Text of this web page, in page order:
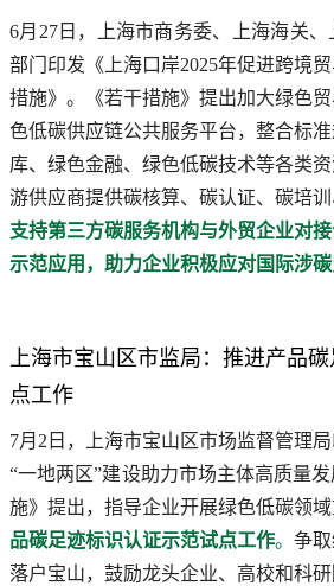
6月27日，上海市商务委、上海海关
部门印发《上海口岸2025年促进跨境
措施》。《若干措施》提出加大绿色
色低碳供应链公共服务平台，整合标
库、绿色金融、绿色低碳技术等各类
游供应商提供碳核算、碳认证、碳培训
支持第三方碳服务机构与外贸企业对
示范应用，助力企业积极应对国际涉碳
上海市宝山区市监局：推进产品
点工作
7月2日，上海市宝山区市场监督管理
“一地两区”建设助力市场主体高质量
施》提出，指导企业开展绿色低碳领域
品碳足迹标识认证示范试点工作。 争
落户宝山，鼓励龙头企业、高校和科